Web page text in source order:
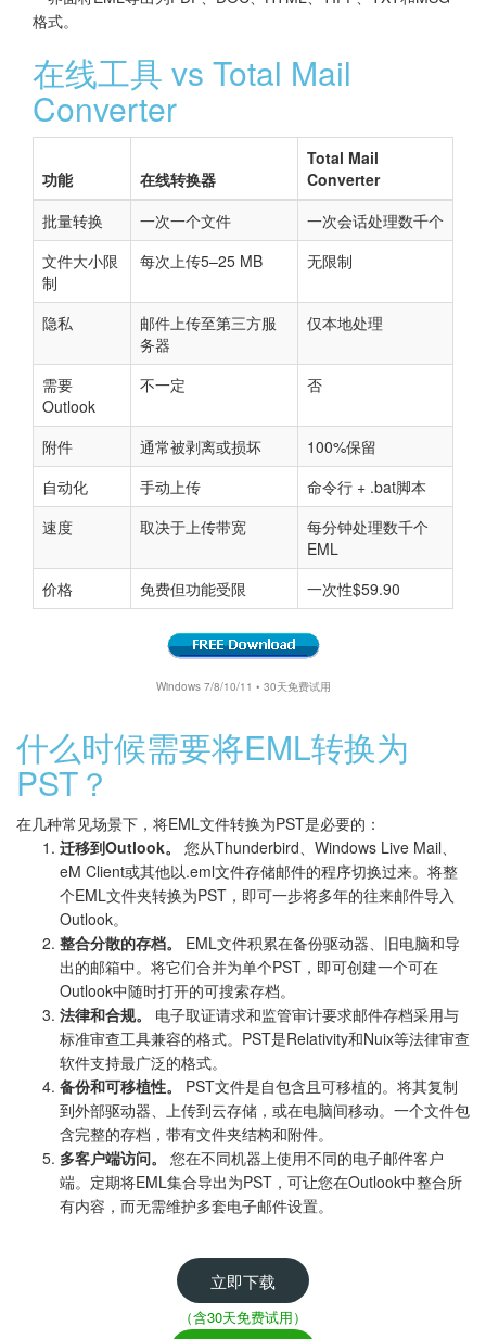
格式。
在线工具 vs Total Mail
Converter
功能 在线转换器
Total Mail
Converter
批量转换
一次一个文件
一次会话处理数千个
文件大小限
制
每次上传5–25 MB 无限制
隐私
邮件上传至第三方服
务器
仅本地处理
需要
Outlook
不一定 否
附件 通常被剥离或损坏
100%保留
自动化
手动上传
命令行 + .bat脚本
速度
取决于上传带宽
每分钟处理数千个
EML
价格
免费但功能受限 一次性$59.90
Windows 7/8/10/11 • 30天免费试用
什么时候需要将EML转换为
PST？
在几种常见场景下，将EML文件转换为PST是必要的：
迁移到Outlook。
您从Thunderbird、Windows Live Mail、
eM Client或其他以.eml文件存储邮件的程序切换过来。将整
个EML文件夹转换为PST，即可一步将多年的往来邮件导入
Outlook。
整合分散的存档。
EML文件积累在备份驱动器、旧电脑和导
出的邮箱中。将它们合并为单个PST，即可创建一个可在
Outlook中随时打开的可搜索存档。
法律和合规。
电子取证请求和监管审计要求邮件存档采用与
标准审查工具兼容的格式。PST是Relativity和Nuix等法律审查
软件支持最广泛的格式。
备份和可移植性。
PST文件是自包含且可移植的。将其复制
到外部驱动器、上传到云存储，或在电脑间移动。一个文件包
含完整的存档，带有文件夹结构和附件。
多客户端访问。
您在不同机器上使用不同的电子邮件客户
端。定期将EML集合导出为PST，可让您在Outlook中整合所
有内容，而无需维护多套电子邮件设置。
立即下载
（含30天免费试用）